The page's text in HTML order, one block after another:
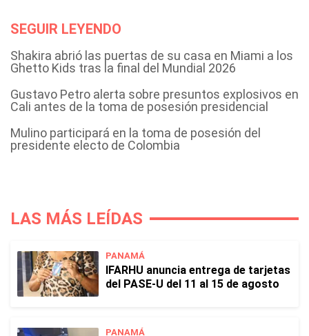
SEGUIR LEYENDO
Shakira abrió las puertas de su casa en Miami a los
Ghetto Kids tras la final del Mundial 2026
Gustavo Petro alerta sobre presuntos explosivos en
Cali antes de la toma de posesión presidencial
Mulino participará en la toma de posesión del
presidente electo de Colombia
LAS MÁS LEÍDAS
PANAMÁ
IFARHU anuncia entrega de tarjetas
del PASE-U del 11 al 15 de agosto
PANAMÁ